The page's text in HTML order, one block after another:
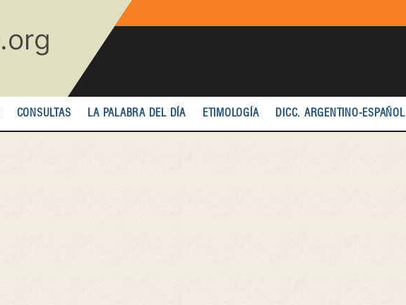
CONSULTAS LA PALABRA DEL DÍA ETIMOLOGÍA DICC. ARGENTINO-ESPAÑOL